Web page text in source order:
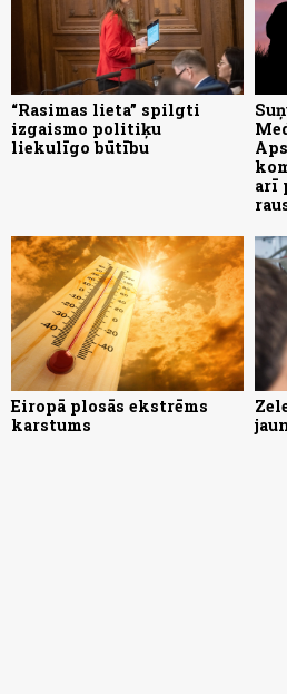
“Rasimas lieta” spilgti
izgaismo politiķu
liekulīgo būtību
arī
Eiropā plosās ekstrēms
karstums